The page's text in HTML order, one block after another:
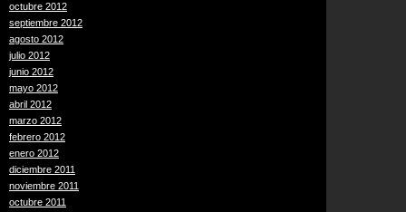
octubre 2012
septiembre 2012
agosto 2012
julio 2012
junio 2012
mayo 2012
abril 2012
marzo 2012
febrero 2012
enero 2012
diciembre 2011
noviembre 2011
octubre 2011